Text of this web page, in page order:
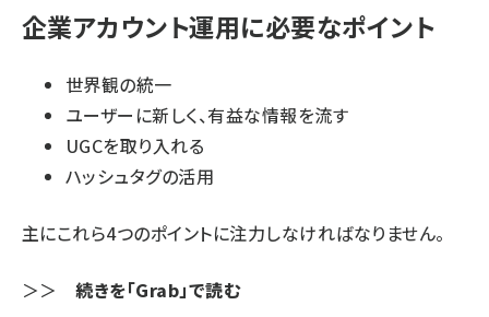
企業アカウント運用に必要なポイント
世界観の統一
ユーザーに新しく、有益な情報を流す
UGCを取り入れる
ハッシュタグの活用
主にこれら4つのポイントに注力しなければなりません。
＞＞続きを「Grab」で読む